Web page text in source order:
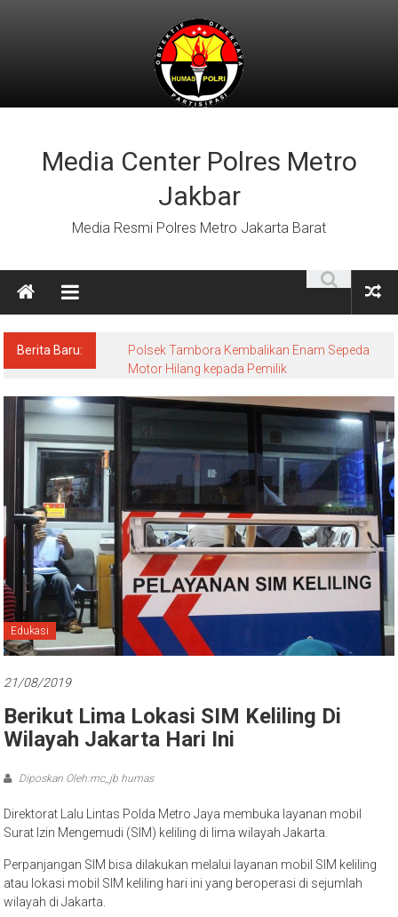
Media Center Polres Metro
Jakbar
Media Resmi Polres Metro Jakarta Barat
Berita Baru:
Polsek Tambora Kembalikan Enam Sepeda
Motor Hilang kepada Pemilik
Edukasi
21/08/2019
Berikut Lima Lokasi SIM Keliling Di
Wilayah Jakarta Hari Ini
Diposkan Oleh:mc_jb humas
Direktorat Lalu Lintas Polda Metro Jaya membuka layanan mobil
Surat Izin Mengemudi (SIM) keliling di lima wilayah Jakarta.
Perpanjangan SIM bisa dilakukan melalui layanan mobil SIM keliling
atau lokasi mobil SIM keliling hari ini yang beroperasi di sejumlah
wilayah di Jakarta.